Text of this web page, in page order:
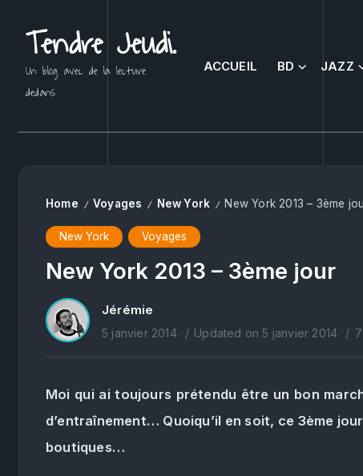
Tendre Jeudi.
Un blog avec de la lecture
dedans
ACCUEIL BD JAZZ
Home / Voyages / New York / New York 2013 – 3ème
New York Voyages
New York 2013 – 3ème jour
Jérémie
5 janvier 2014 Updated on 5 janvier 2014
Moi qui ai toujours prétendu être un bon
d’entraînement… Quoiqu’il en soit, ce 3ème
boutiques…